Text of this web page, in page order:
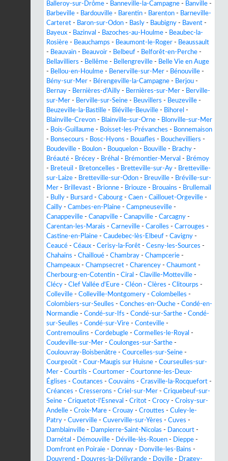
Balleroy-sur-Drôme - Banneville-la-Campagne - Banville -
Barbeville - Bardouville - Barentin - Barenton - Barneville-
Carteret - Baron-sur-Odon - Basly - Baubigny - Bavent -
Bayeux - Bazinval - Bazoches-au-Houlme - Beaubec-la-
Rosière - Beauchamps - Beaumont-le-Roger - Beaussault
- Beauvain - Beauvoir - Belbeuf - Belforêt-en-Perche -
Bellavilliers - Bellême - Bellengreville - Belle Vie en Auge
- Bellou-en-Houlme - Benerville-sur-Mer - Bénouville -
Bény-sur-Mer - Bérengeville-la-Campagne - Berjou -
Bernay - Bernières-d'Ailly - Bernières-sur-Mer - Berville-
sur-Mer - Berville-sur-Seine - Beuvillers - Beuzeville -
Beuzeville-la-Bastille - Biéville-Beuville - Bihorel -
Blainville-Crevon - Blainville-sur-Orne - Blonville-sur-Mer
- Bois-Guillaume - Boisset-les-Prévanches - Bonnemaison
- Bonsecours - Bosc-Hyons - Bouafles - Bouchevilliers -
Boudeville - Boulon - Bouquelon - Bouville - Brachy -
Bréauté - Brécey - Bréhal - Brémontier-Merval - Brémoy
- Breteuil - Bretoncelles - Bretteville-sur-Ay - Bretteville-
sur-Laize - Bretteville-sur-Odon - Breuville - Bréville-sur-
Mer - Brillevast - Brionne - Briouze - Brouains - Brullemail
- Bully - Bursard - Cabourg - Caen - Caillouet-Orgeville -
Cailly - Cambes-en-Plaine - Campneuseville -
Canappeville - Canapville - Canapville - Carcagny -
Carentan-les-Marais - Carneville - Carolles - Carrouges -
Castine-en-Plaine - Caudebec-lès-Elbeuf - Cavigny -
Ceaucé - Céaux - Cerisy-la-Forêt - Cesny-les-Sources -
Chahains - Chailloué - Chambray - Champcerie -
Champeaux - Champsecret - Charencey - Chaumont -
Cherbourg-en-Cotentin - Ciral - Claville-Motteville -
Clécy - Clef Vallée d'Eure - Cléon - Clères - Clitourps -
Colleville - Colleville-Montgomery - Colombelles -
Colombiers-sur-Seulles - Conches-en-Ouche - Condé-en-
Normandie - Condé-sur-Ifs - Condé-sur-Sarthe - Condé-
sur-Seulles - Condé-sur-Vire - Conteville -
Contremoulins - Cordebugle - Cormelles-le-Royal -
Coudeville-sur-Mer - Coulonges-sur-Sarthe -
Coulouvray-Boisbenâtre - Courcelles-sur-Seine -
Courgeoût - Cour-Maugis sur Huisne - Courseulles-sur-
Mer - Courtils - Courtomer - Courtonne-les-Deux-
Églises - Coutances - Couvains - Crasville-la-Rocquefort -
Créances - Cresserons - Criel-sur-Mer - Criquebeuf-sur-
Seine - Criquetot-l'Esneval - Critot - Crocy - Croisy-sur-
Andelle - Croix-Mare - Crouay - Crouttes - Culey-le-
Patry - Cuverville - Cuverville-sur-Yères - Cuves -
Damblainville - Dampierre-Saint-Nicolas - Dancourt -
Darnétal - Démouville - Déville-lès-Rouen - Dieppe -
Domfront en Poiraie - Donnay - Donville-les-Bains -
Douvrend - Douvres-la-Délivrande - Doville - Dragey-